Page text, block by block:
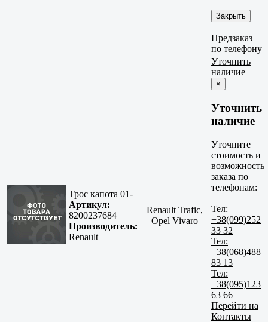
Закрыть
Предзаказ
по телефону
Трос капота 01-
Артикул:
8200237684
Производитель:
Renault
Renault Trafic,
Opel Vivaro
Уточнить
наличие
×
Уточнить
наличие
Уточните
стоимость и
возможность
заказа по
телефонам:
Тел:
+38(099)252
33 32
Тел:
+38(068)488
83 13
Тел:
+38(095)123
63 66
Перейти на
Контакты